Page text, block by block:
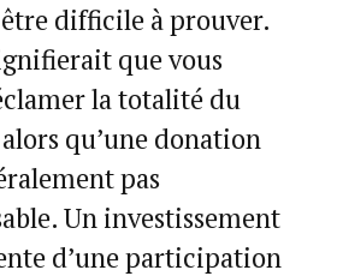
difficile à prouver.
que vous
la totalité du
qu’une donation
pas
Un investissement
d’une participation